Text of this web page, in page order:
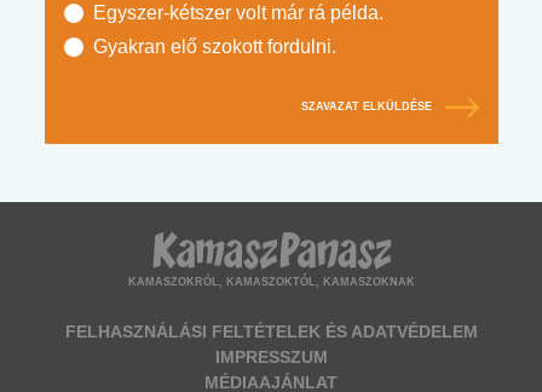
Egyszer-kétszer volt már rá példa.
Gyakran elő szokott fordulni.
SZAVAZAT ELKÜLDÉSE
KAMASZOKRÓL, KAMASZOKTÓL, KAMASZOKNAK
FELHASZNÁLÁSI FELTÉTELEK ÉS ADATVÉDELEM
IMPRESSZUM
MÉDIAAJÁNLAT